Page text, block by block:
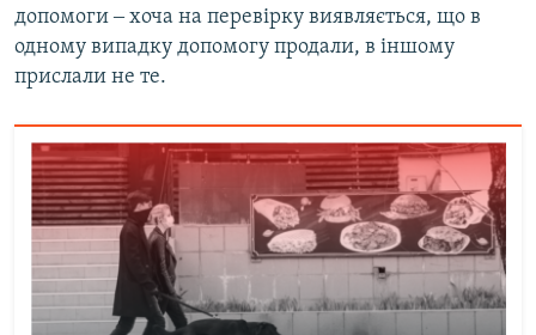
допомоги ‒ хоча на перевірку виявляється, що в
одному випадку допомогу продали, в іншому
прислали не те.